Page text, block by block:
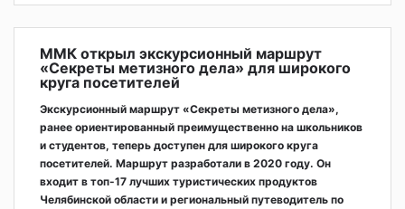
ММК открыл экскурсионный маршрут
«Секреты метизного дела» для широкого
круга посетителей
Экскурсионный маршрут «Секреты метизного дела»,
ранее ориентированный преимущественно на школьников
и студентов, теперь доступен для широкого круга
посетителей. Маршрут разработали в 2020 году. Он
входит в топ-17 лучших туристических продуктов
Челябинской области и региональный путеводитель по